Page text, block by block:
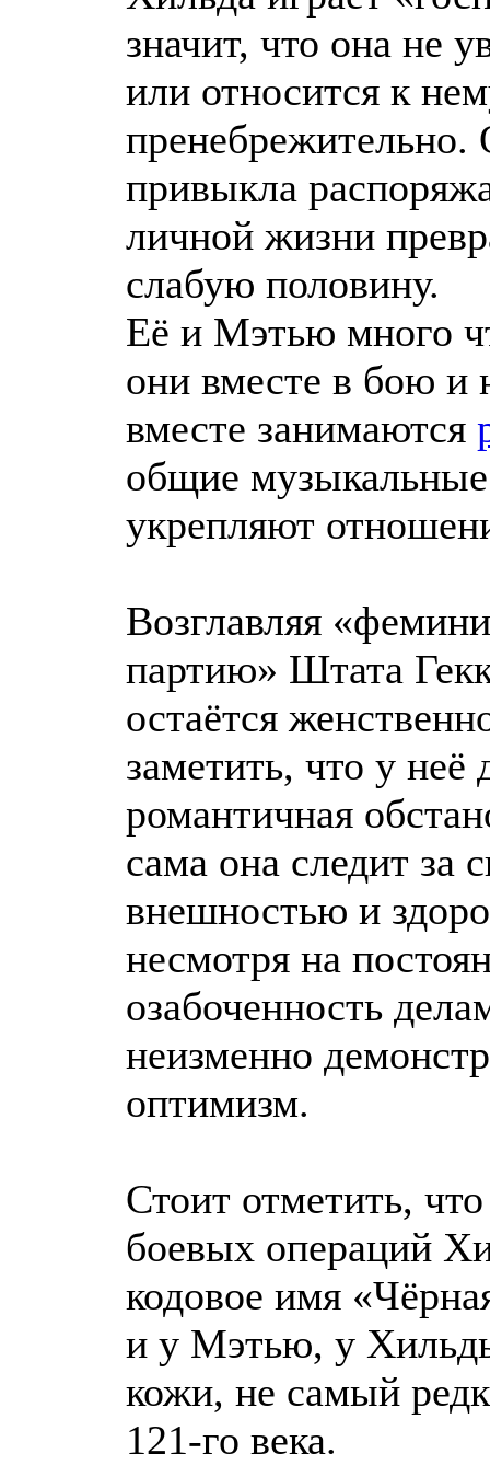
значит, что она не
или относится к
привыкла
личной жизни
слабую половину.
Её и Мэтью много
они вместе в бою и
вместе занимаются
общие
укрепляют
Возглавляя
партию» Штата
остаётся
заметить, что у неё
романтичная
сама она следит за
внешностью и
несмотря на
озабоченность
неизменно
оптимизм.
Стоит отметить,
боевых операций
кодовое имя
и у Мэтью, у
кожи, не самый
121-го века.